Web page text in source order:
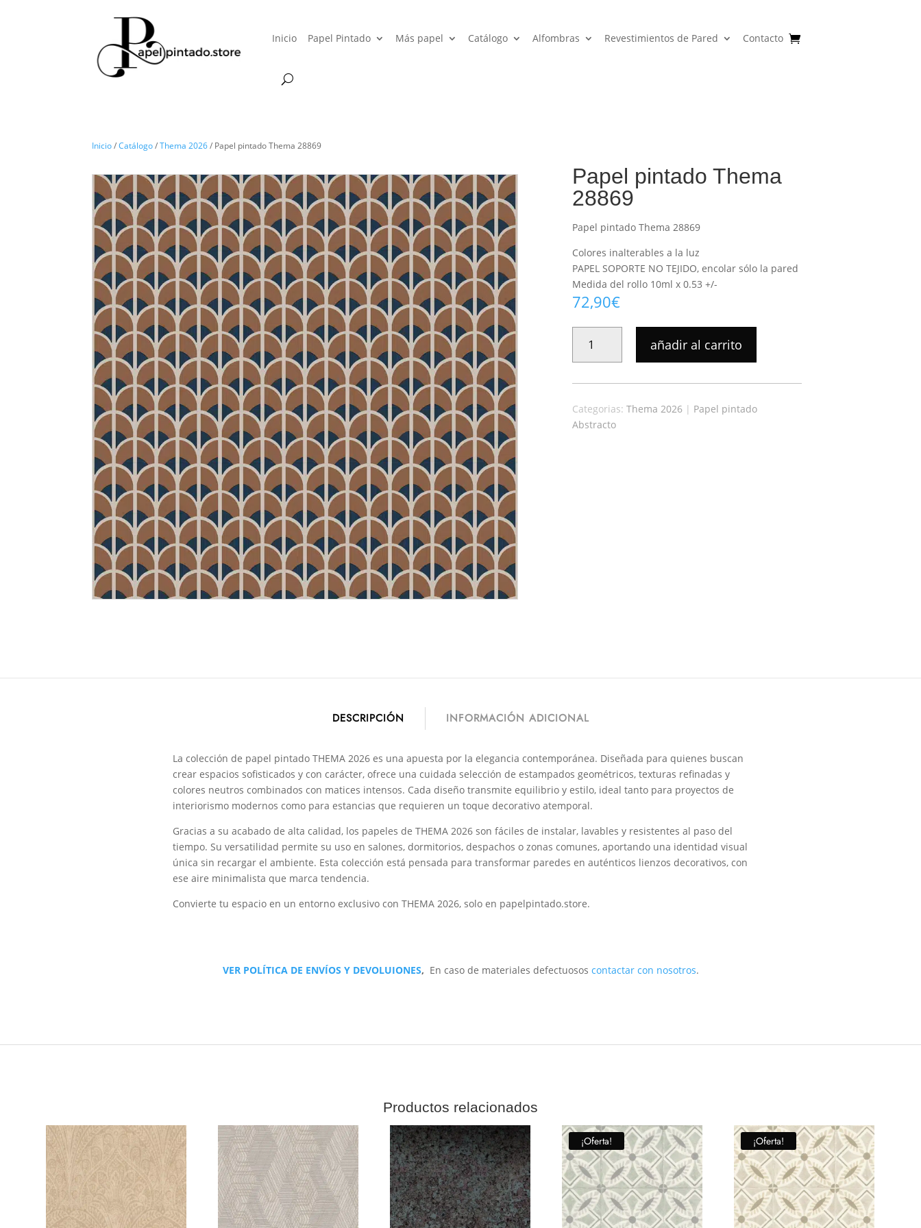
Inicio Papel Pintado Más papel Catálogo Alfombras Revestimientos de Pared Contacto
Inicio/Catálogo/Thema 2026/ Papel pintado Thema 28869
Papel pintado Thema
28869
Papel pintado Thema 28869
Colores inalterables a la luz
PAPEL SOPORTE NO TEJIDO, encolar sólo la pared
Medida del rollo 10ml x 0.53 +/-
72,90€
PINTADO
THEMA
28869
añadir al carrito
Categorias: Thema 2026| Papel pintado
Abstracto
DESCRIPCIÓN INFORMACIÓN ADICIONAL
La colección de papel pintado THEMA 2026 es una apuesta por la elegancia contemporánea. Diseñada para quienes buscan
crear espacios sofisticados y con carácter, ofrece una cuidada selección de estampados geométricos, texturas refinadas y
colores neutros combinados con matices intensos. Cada diseño transmite equilibrio y estilo, ideal tanto para proyectos de
interiorismo modernos como para estancias que requieren un toque decorativo atemporal.
Gracias a su acabado de alta calidad, los papeles de THEMA 2026 son fáciles de instalar, lavables y resistentes al paso del
tiempo. Su versatilidad permite su uso en salones, dormitorios, despachos o zonas comunes, aportando una identidad visual
única sin recargar el ambiente. Esta colección está pensada para transformar paredes en auténticos lienzos decorativos, con
ese aire minimalista que marca tendencia.
Convierte tu espacio en un entorno exclusivo con THEMA 2026, solo en papelpintado.store.
VER POLÍTICA DE ENVÍOS Y DEVOLUIONES, En caso de materiales defectuosos contactar con nosotros.
Productos relacionados
¡Oferta! ¡Oferta!